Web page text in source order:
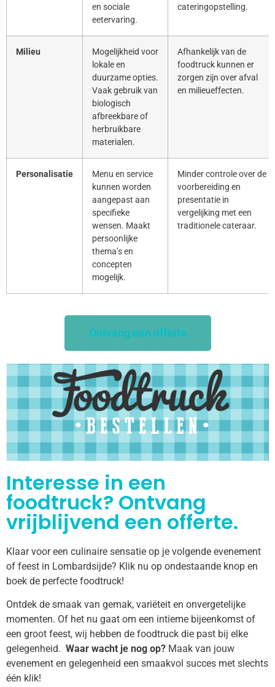
en sociale
eetervaring.
cateringopstelling.
Milieu
Mogelijkheid voor
lokale en
duurzame opties.
Vaak gebruik van
biologisch
afbreekbare of
herbruikbare
materialen.
Afhankelijk van de
foodtruck kunnen er
zorgen zijn over afval
en milieueffecten.
Personalisatie
Menu en service
kunnen worden
aangepast aan
specifieke
wensen. Maakt
persoonlijke
thema’s en
concepten
mogelijk.
Minder controle over de
voorbereiding en
presentatie in
vergelijking met een
traditionele cateraar.
Ontvang een offerte
Interesse in een
foodtruck? Ontvang
vrijblijvend een offerte.
Klaar voor een culinaire sensatie op je volgende evenement
of feest in Lombardsijde? Klik nu op ondestaande knop en
boek de perfecte foodtruck!
Ontdek de smaak van gemak, variëteit en onvergetelijke
momenten. Of het nu gaat om een intieme bijeenkomst of
een groot feest, wij hebben de foodtruck die past bij elke
gelegenheid. Waar wacht je nog op? Maak van jouw
evenement en gelegenheid een smaakvol succes met slechts
één klik!